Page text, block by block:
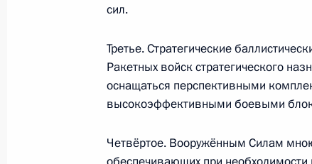
Встреча с журналистами Южного и
21 ноября 2011 года, 18:30
21 ноября 2011 года, 14:00 Владикавказ
сил.
Третье. Стратегические
Ракетных войск стратегического
оснащаться перспективными
высокоэффективными боевыми
Четвёртое. Вооружённым Силам